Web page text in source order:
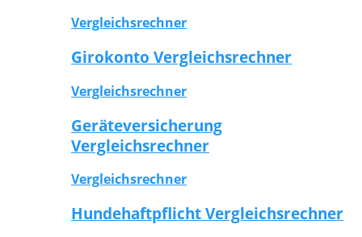
Vergleichsrechner
Girokonto Vergleichsrechner
Vergleichsrechner
Geräteversicherung
Vergleichsrechner
Vergleichsrechner
Hundehaftpflicht Vergleichsrechner